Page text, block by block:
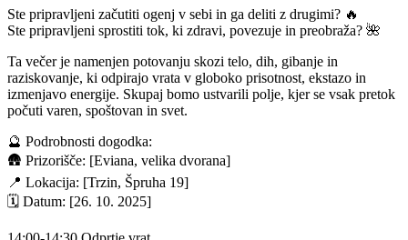
Ste pripravljeni začutiti ogenj v sebi in ga deliti z drugimi? 🔥
Ste pripravljeni sprostiti tok, ki zdravi, povezuje in preobraža? 🌺
Ta večer je namenjen potovanju skozi telo, dih, gibanje in
raziskovanje, ki odpirajo vrata v globoko prisotnost, ekstazo in
izmenjavo energije. Skupaj bomo ustvarili polje, kjer se vsak pretok
počuti varen, spoštovan in svet.
🔮 Podrobnosti dogodka:
🛖 Prizorišče: [Eviana, velika dvorana]
📍 Lokacija: [Trzin, Špruha 19]
🗓 Datum: [26. 10. 2025]